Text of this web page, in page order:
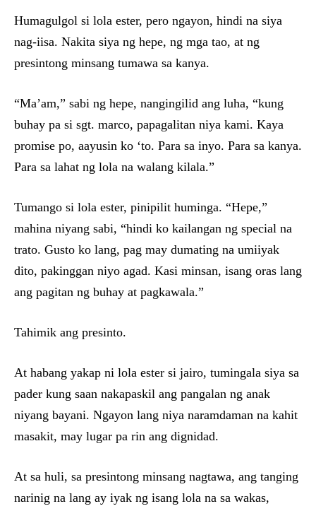
Humagulgol si lola ester, pero ngayon, hindi na siya
nag-iisa. Nakita siya ng hepe, ng mga tao, at ng
presintong minsang tumawa sa kanya.
“Ma’am,” sabi ng hepe, nangingilid ang luha, “kung
buhay pa si sgt. marco, papagalitan niya kami. Kaya
promise po, aayusin ko ‘to. Para sa inyo. Para sa kanya.
Para sa lahat ng lola na walang kilala.”
Tumango si lola ester, pinipilit huminga. “Hepe,”
mahina niyang sabi, “hindi ko kailangan ng special na
trato. Gusto ko lang, pag may dumating na umiiyak
dito, pakinggan niyo agad. Kasi minsan, isang oras lang
ang pagitan ng buhay at pagkawala.”
Tahimik ang presinto.
At habang yakap ni lola ester si jairo, tumingala siya sa
pader kung saan nakapaskil ang pangalan ng anak
niyang bayani. Ngayon lang niya naramdaman na kahit
masakit, may lugar pa rin ang dignidad.
At sa huli, sa presintong minsang nagtawa, ang tanging
narinig na lang ay iyak ng isang lola na sa wakas,